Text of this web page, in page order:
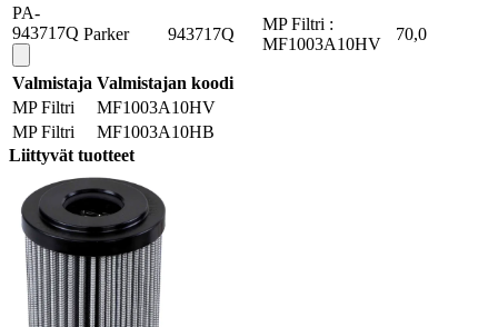
PA-
943717Q Parker 943717Q
MP Filtri :
MF1003A10HV
70,0
Valmistaja Valmistajan koodi
MP Filtri
MF1003A10HV
MP Filtri
MF1003A10HB
Liittyvät tuotteet